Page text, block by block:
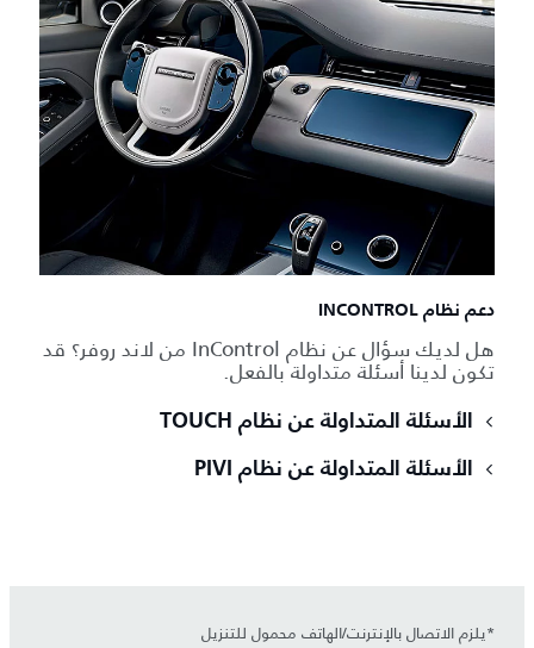
دعم نظام INCONTROL
هل لديك سؤال عن نظام InControl من لاند روفر؟ قد
تكون لدينا أسئلة متداولة بالفعل.
الأسئلة المتداولة عن نظام TOUCH
الأسئلة المتداولة عن نظام PIVI
*يلزم الاتصال بالإنترنت/الهاتف محمول للتنزيل